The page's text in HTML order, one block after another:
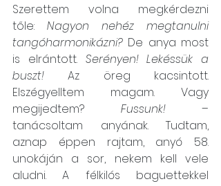
Szerettem volna megkérdezni
tőle: Nagyon nehéz megtanulni
tangóharmonikázni? De anya most
is elrántott. Serényen! Lekéssük a
buszt! Az öreg kacsintott.
Elszégyelltem magam. Vagy
megijedtem? Fussunk! –
tanácsoltam anyának. Tudtam,
aznap éppen rajtam, anyó 58.
unokáján a sor, nekem kell vele
aludni. A félkilós baguettekkel